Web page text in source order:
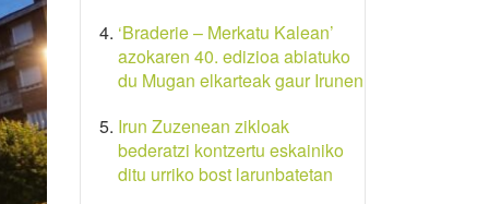
‘Braderie – Merkatu Kalean’
azokaren 40. edizioa abiatuko
du Mugan elkarteak gaur Irunen
Irun Zuzenean zikloak
bederatzi kontzertu eskainiko
ditu urriko bost larunbatetan